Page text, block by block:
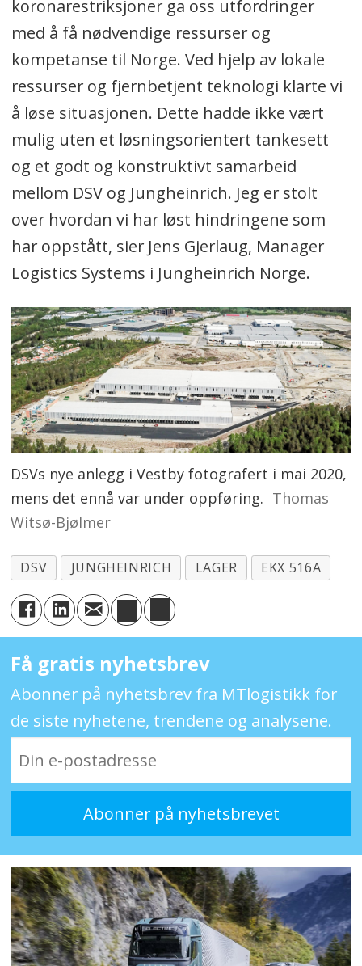
koronarestriksjoner ga oss utfordringer
med å få nødvendige ressurser og
kompetanse til Norge. Ved hjelp av lokale
ressurser og fjernbetjent teknologi klarte vi
å løse situasjonen. Dette hadde ikke vært
mulig uten et løsningsorientert tankesett
og et godt og konstruktivt samarbeid
mellom DSV og Jungheinrich. Jeg er stolt
over hvordan vi har løst hindringene som
har oppstått, sier Jens Gjerlaug, Manager
Logistics Systems i Jungheinrich Norge.
DSVs nye anlegg i Vestby fotografert i mai 2020,
mens det ennå var under oppføring. Thomas
Witsø-Bjølmer
DSV JUNGHEINRICH LAGER EKX 516A
Få gratis nyhetsbrev
Abonner på nyhetsbrev fra MTlogistikk for
de siste nyhetene, trendene og analysene.